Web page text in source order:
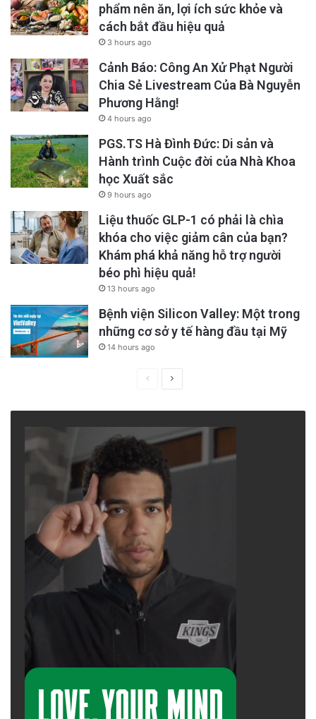
Nam Cali
phẩm nên ăn, lợi ích sức khỏe và
cách bắt đầu hiệu quả
3 hours ago
Cảnh Báo: Công An Xử Phạt Người
Chia Sẻ Livestream Của Bà Nguyễn
Phương Hằng!
4 hours ago
PGS.TS Hà Đình Đức: Di sản và
Hành trình Cuộc đời của Nhà Khoa
học Xuất sắc
9 hours ago
Liệu thuốc GLP-1 có phải là chìa
khóa cho việc giảm cân của bạn?
Khám phá khả năng hỗ trợ người
béo phì hiệu quả!
13 hours ago
Bệnh viện Silicon Valley: Một trong
những cơ sở y tế hàng đầu tại Mỹ
14 hours ago
PreviousNext